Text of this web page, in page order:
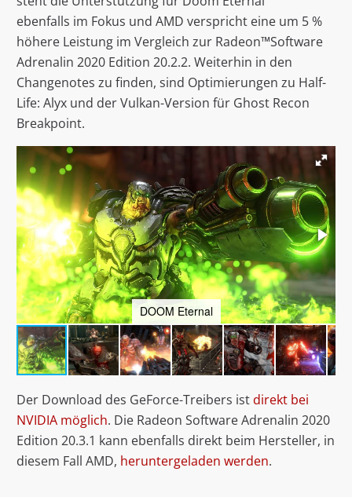
ebenfalls im Fokus und AMD verspricht eine um 5 %
höhere Leistung im Vergleich zur Radeon™Software
Adrenalin 2020 Edition 20.2.2. Weiterhin in den
Changenotes zu finden, sind Optimierungen zu Half-
Life: Alyx und der Vulkan-Version für Ghost Recon
Breakpoint.
DOOM Eternal
Der Download des GeForce-Treibers istdirekt bei
NVIDIA möglich. Die Radeon Software Adrenalin 2020
Edition 20.3.1 kann ebenfalls direkt beim Hersteller, in
diesem Fall AMD, heruntergeladen werden.